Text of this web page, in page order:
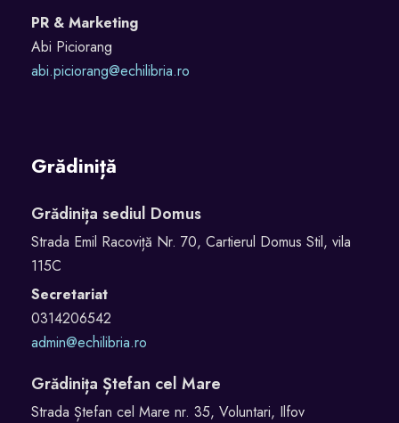
PR & Marketing
Abi Piciorang
abi.piciorang@echilibria.ro
Grădiniță
Grădinița sediul Domus
Strada Emil Racoviță Nr. 70, Cartierul Domus Stil, vila
115C
Secretariat
0314206542
admin@echilibria.ro
Grădinița Ștefan cel Mare
Strada Ștefan cel Mare nr. 35, Voluntari, Ilfov